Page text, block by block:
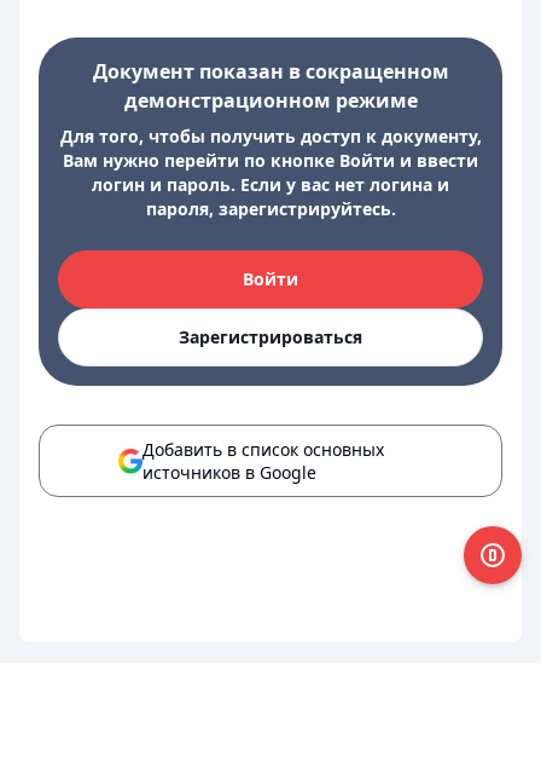
Документ показан в сокращенном
демонстрационном режиме
Для того, чтобы получить доступ к документу,
Вам нужно перейти по кнопке Войти и ввести
логин и пароль. Если у вас нет логина и
пароля, зарегистрируйтесь.
Войти
Зарегистрироваться
Добавить в список основных
источников в Google